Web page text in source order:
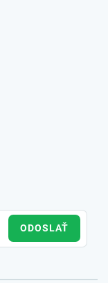
ODOSLAŤ